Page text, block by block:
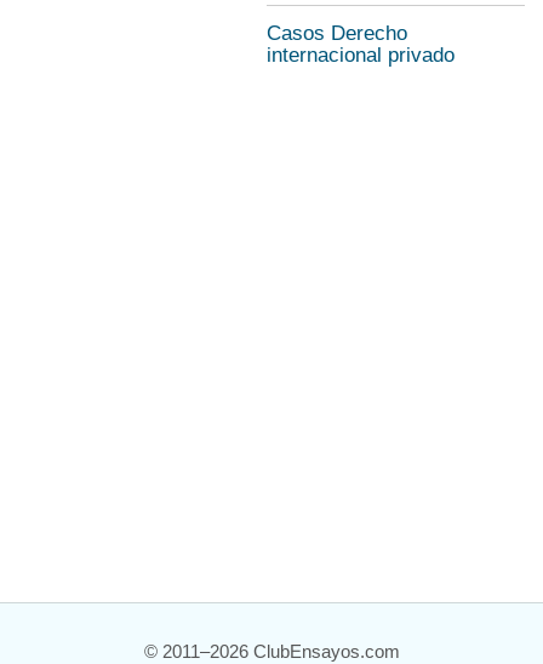
Casos Derecho
internacional privado
© 2011–2026 ClubEnsayos.com